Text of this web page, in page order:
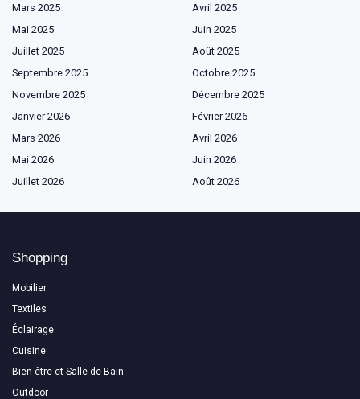
Mars 2025
Avril 2025
Mai 2025
Juin 2025
Juillet 2025
Août 2025
Septembre 2025
Octobre 2025
Novembre 2025
Décembre 2025
Janvier 2026
Février 2026
Mars 2026
Avril 2026
Mai 2026
Juin 2026
Juillet 2026
Août 2026
Shopping
Mobilier
Textiles
Éclairage
Cuisine
Bien-être et Salle de Bain
Outdoor